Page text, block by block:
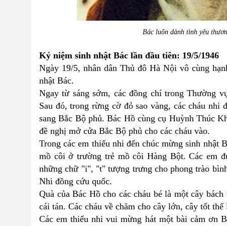
Bác luôn dành tình yêu
Kỷ niệm sinh nhật Bác lần đầu tiên: 19/5/1946
Ngày 19/5, nhân dân Thủ đô Hà Nội vô cùng
nhật Bác.
Ngay từ sáng sớm, các đồng chí trong Thường
Sau đó, trong rừng cờ đỏ sao vàng, các cháu
sang Bắc Bộ phủ. Bác Hồ cùng cụ Huỳnh Thúc
đề nghị mở cửa Bắc Bộ phủ cho các cháu vào.
Trong các em thiếu nhi đến chúc mừng sinh nhật
mồ côi ở trường trẻ mồ côi Hàng Bột. Các em
những chữ "i", "t" tượng trưng cho phong trào
Nhi đồng cứu quốc.
Quà của Bác Hồ cho các cháu bé là một cây
cái tán. Các cháu về chăm cho cây lớn, cây tốt
Các em thiếu nhi vui mừng hát một bài cảm ơn